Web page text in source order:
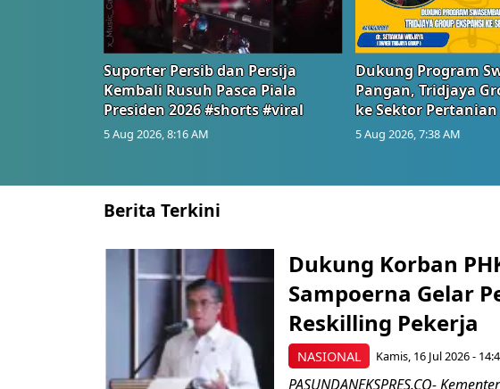
Suporter Persib dan Persija
Kembali Rusuh Pasca Piala
Presiden 2026 #shorts #viral
5 Aug 2026, 8:16 AM
Dukung Program
Pangan, Tridjaya
ke Sektor Pertanian
5 Aug 2026, 7:38 AM
Berita Terkini
NASIONAL
Dukung Korban
Sampoerna Gelar
Reskilling Pekerja
Kamis, 16 Jul 2026 -
PASUNDANEKSPRES.CO-